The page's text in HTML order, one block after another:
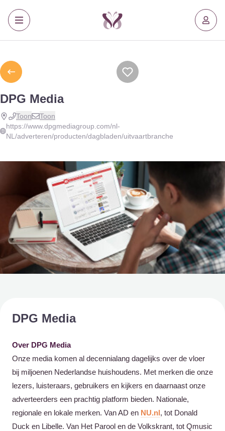
DPG Media
Toon
Toon
https://www.dpgmediagroup.com/nl-
NL/adverteren/producten/dagbladen/uitvaartbranche
DPG Media
Over DPG Media
Onze media komen al decennialang dagelijks over de vloer
bij miljoenen Nederlandse huishoudens. Met merken die onze
lezers, luisteraars, gebruikers en kijkers en daarnaast onze
adverteerders een prachtig platform bieden. Nationale,
regionale en lokale merken. Van AD en NU.nl , tot Donald
Duck en Libelle. Van Het Parool en de Volkskrant, tot Qmusic